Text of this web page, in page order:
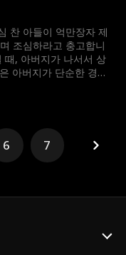
찬 아들이 억만장자 제
조심하라고 충고합니
때, 아버지가 나서서 상
아버지가 단순한 경비
6 7